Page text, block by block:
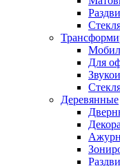
Для
Деревянные